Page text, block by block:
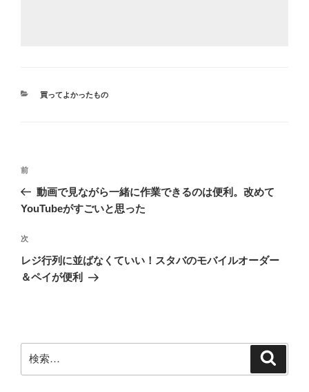
カ
買ってよかったもの
投
ナ
ゲ
ー
シ
前
の
投
前
動画で見ながら一緒に作業できるのは便利。改めて
YouTubeがすごいと思った
次
の
投
次
レジ行列に並ばなくていい！スタバのモバイルオーダー
＆ペイが便利
索: